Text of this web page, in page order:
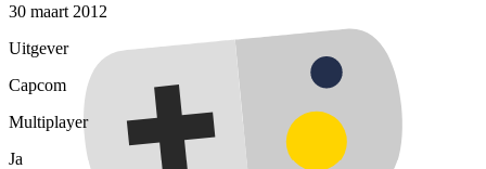
30 maart 2012
Uitgever
Capcom
Multiplayer
Ja